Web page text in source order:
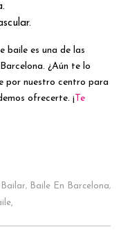
baile es una de las
¿Aún te lo
por nuestro centro para
ofrecerte. ¡Te
, Baile En Barcelona,